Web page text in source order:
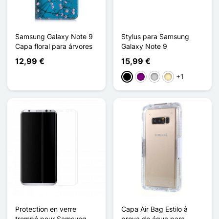
Samsung Galaxy Note 9
Capa floral para árvores
12,99 €
Stylus para Samsung
Galaxy Note 9
15,99 €
PretoPúrpura
PrataOuro+1
Protection en verre
Capa Air Bag Estilo à